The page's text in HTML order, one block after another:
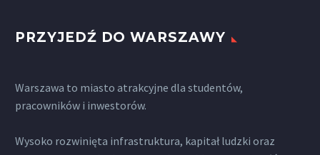
PRZYJEDŹ DO WARSZAWY
Warszawa to miasto atrakcyjne dla studentów,
pracowników i inwestorów.
Wysoko rozwinięta infrastruktura, kapitał ludzki oraz